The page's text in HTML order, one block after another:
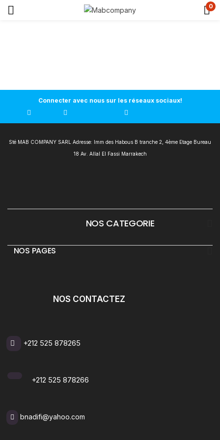
0
Connecter avec nous sur les réseaux sociaux!
Sté MAB COMPANY SARL Adresse: Imm des Habous B tranche 2, 4ème Etage Bureau
18 Av. Allal El Fassi Marrakech
NOS CATEGORIE
NOS PAGES
NOS CONTACTEZ
+212 525 878265
+212 525 878266
bnadifi@yahoo.com